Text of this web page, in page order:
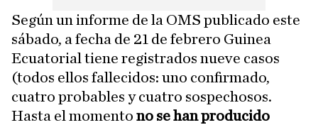
Según un informe de la OMS publicado este
sábado, a fecha de 21 de febrero Guinea
Ecuatorial tiene registrados nueve casos
(todos ellos fallecidos: uno confirmado,
cuatro probables y cuatro sospechosos.
Hasta el momento no se han producido